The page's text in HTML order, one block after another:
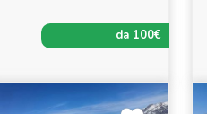
da 100€